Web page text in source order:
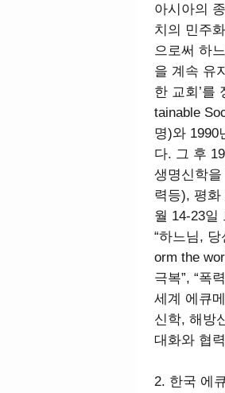
아시아의
치의 민주
으로써 하
을 계속 유
한 교회’를
tainable
명)와 1990
다. 그 후
생명신학
력등), 평
월 14-23일
“하느님,
orm the
극복”, “폭
세계 에큐
신학, 해방
대화와 협
2. 한국 에